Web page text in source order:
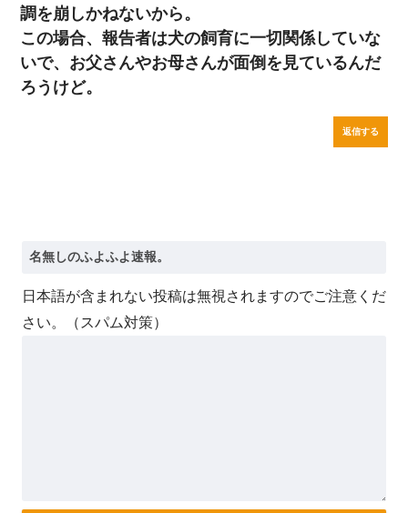
調を崩しかねないから。
この場合、報告者は犬の飼育に一切関係していな
いで、お父さんやお母さんが面倒を見ているんだ
ろうけど。
返信する
日本語が含まれない投稿は無視されますのでご注意くだ
さい。（スパム対策）